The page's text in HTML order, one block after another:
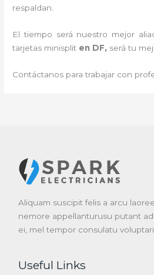
respaldan.
El tiempo será nuestro mejor
tarjetas minisplit en DF, será tu
Contáctanos para trabajar con
Aliquam suscipit felis a arcu
nemore appellanturusu putant
ei, mel tempor consulatu
Useful Links